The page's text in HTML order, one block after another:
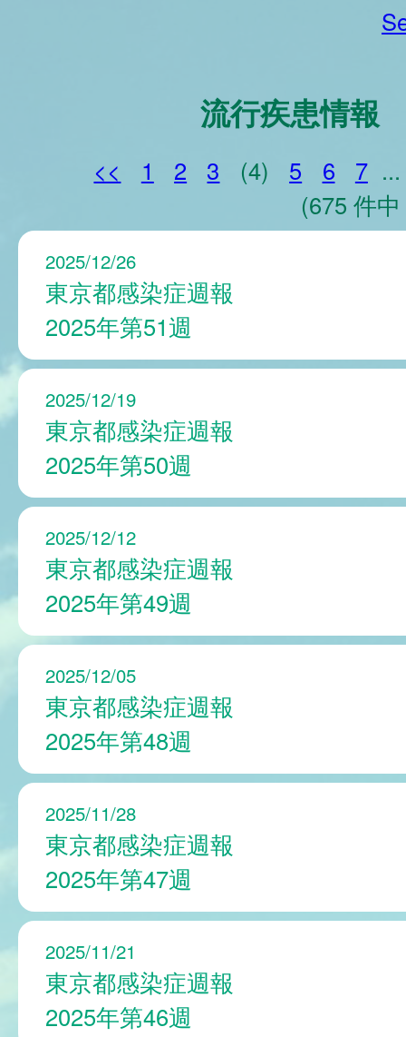
流行疾患情報
<< 1 2 3 (4) 5 6 7 ...
(675 件
2025/12/26
東京都感染症週報
2025年第51週
2025/12/19
東京都感染症週報
2025年第50週
2025/12/12
東京都感染症週報
2025年第49週
2025/12/05
東京都感染症週報
2025年第48週
2025/11/28
東京都感染症週報
2025年第47週
2025/11/21
東京都感染症週報
2025年第46週